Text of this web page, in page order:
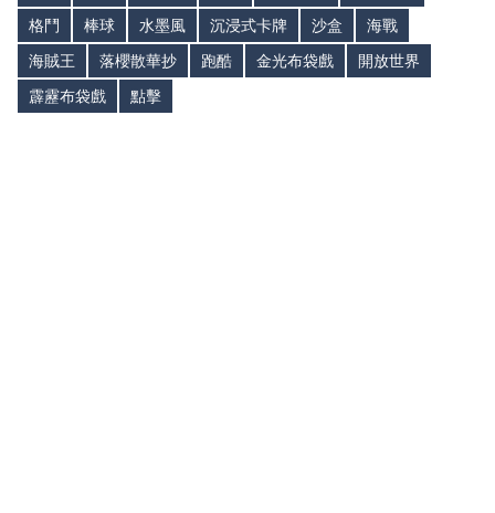
格鬥
棒球 水墨風 沉浸式卡牌 沙盒
海戰
海賊王
落櫻散華抄 跑酷 金光布袋戲
開放世界
霹靂布袋戲
點擊